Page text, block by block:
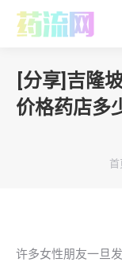
[分享]吉隆
价格药店多
首
许多女性朋友一旦